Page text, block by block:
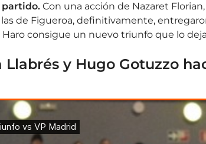
partido. Con una acción de Nazaret
las de Figueroa, definitivamente,
consigue un nuevo triunfo que lo
y Hugo Gotuzzo